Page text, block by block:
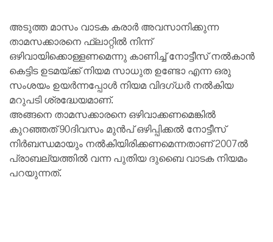
അടുത്ത മാസം വാടക കരാർ അവസാനിക്കുന്ന
താമസക്കാരനെ ഫ്ലാറ്റിൽ നിന്ന്
ഒഴിവായിക്കൊള്ളണമെന്നു കാണിച്ച് നോട്ടീസ് നൽകാൻ
കെട്ടിട ഉടമയ്ക്ക് നിയമ സാധുത ഉണ്ടോ എന്ന ഒരു
സംശയം ഉയർന്നപ്പോൾ നിയമ വിദഗ്ധർ നൽകിയ
മറുപടി ശ്രദ്ധേയമാണ്.
അങ്ങനെ താമസക്കാരനെ ഒഴിവാക്കണമെങ്കിൽ
കുറഞ്ഞത് 90ദിവസം മുൻപ് ഒഴിപ്പിക്കൽ നോട്ടീസ്
നിർബന്ധമായും നൽകിയിരിക്കണമെന്നതാണ് 2007ൽ
പ്രാബല്യത്തിൽ വന്ന പുതിയ ദുബൈ വാടക നിയമം
പറയുന്നത്.